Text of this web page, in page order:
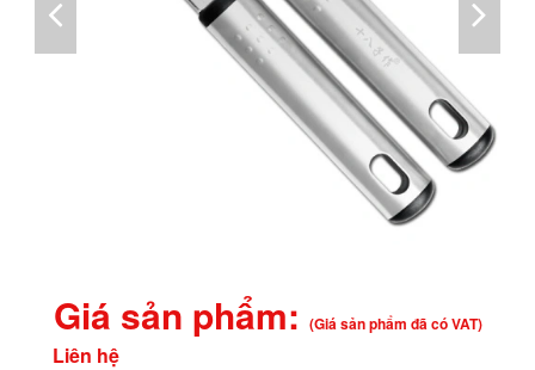
Giá sản phẩm: (Giá sản phẩm đã có VAT)
Liên hệ